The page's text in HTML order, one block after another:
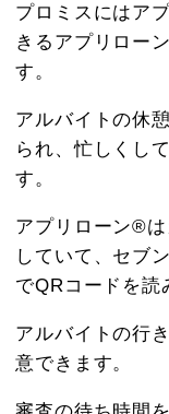
プロミスにはア
きるアプリロー
す。
アルバイトの休
られ、忙しくし
す。
アプリローン®
していて、セブ
でQRコードを読
アルバイトの行
意できます。